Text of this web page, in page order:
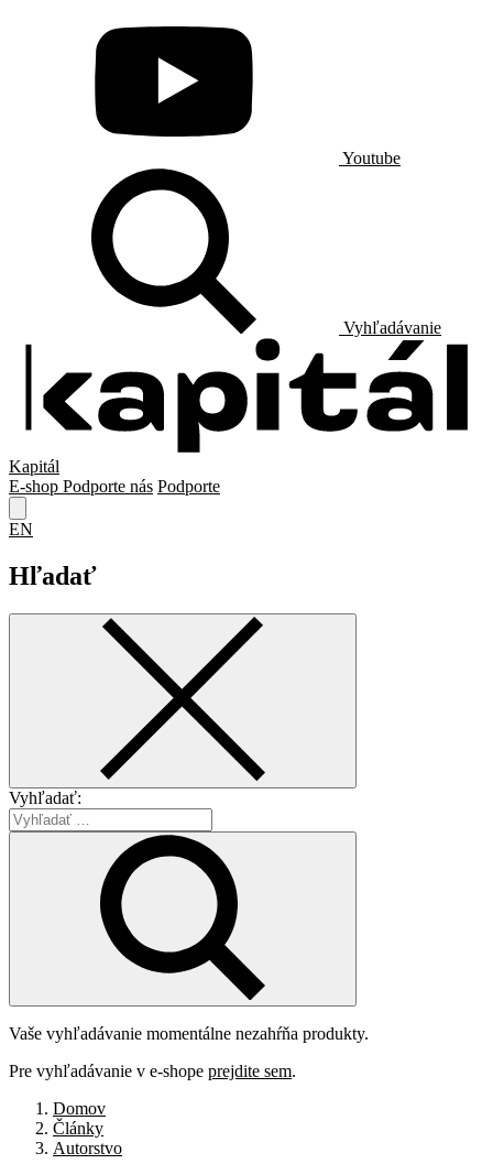
Youtube
Vyhľadávanie
Kapitál
E-shop Podporte nás Podporte
EN
Hľadať
Vyhľadať:
Vaše vyhľadávanie momentálne nezahŕňa produkty.
Pre vyhľadávanie v e-shope prejdite sem.
Domov
Články
Autorstvo